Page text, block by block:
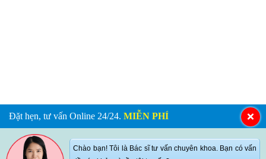
Chào bạn! Tôi là Bác sĩ tư vấn chuyên khoa. Bạn có vấn